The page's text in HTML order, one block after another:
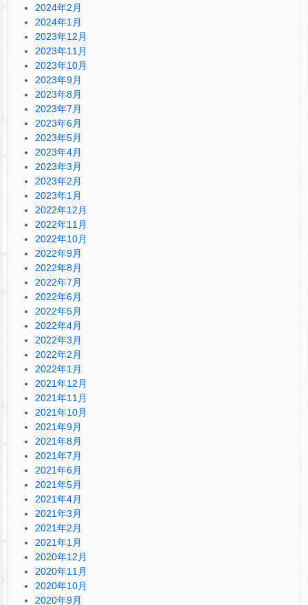
2024年2月
2024年1月
2023年12月
2023年11月
2023年10月
2023年9月
2023年8月
2023年7月
2023年6月
2023年5月
2023年4月
2023年3月
2023年2月
2023年1月
2022年12月
2022年11月
2022年10月
2022年9月
2022年8月
2022年7月
2022年6月
2022年5月
2022年4月
2022年3月
2022年2月
2022年1月
2021年12月
2021年11月
2021年10月
2021年9月
2021年8月
2021年7月
2021年6月
2021年5月
2021年4月
2021年3月
2021年2月
2021年1月
2020年12月
2020年11月
2020年10月
2020年9月